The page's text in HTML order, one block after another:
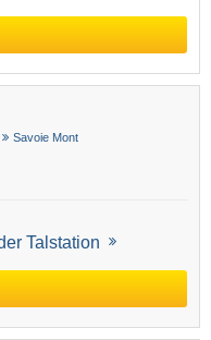
Savoie Mont
Talstation